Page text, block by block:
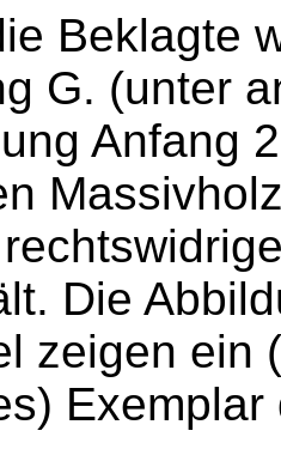
Beklagte
G. (unter
Anfang
Die
zeigen ein